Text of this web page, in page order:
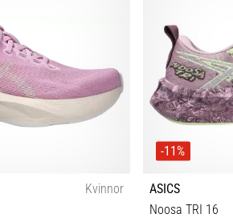
Kvinnor
-11%
ASICS
Noosa TRI 16